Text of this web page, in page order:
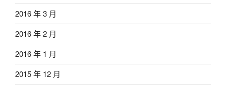
2016 年 3 月
2016 年 2 月
2016 年 1 月
2015 年 12 月